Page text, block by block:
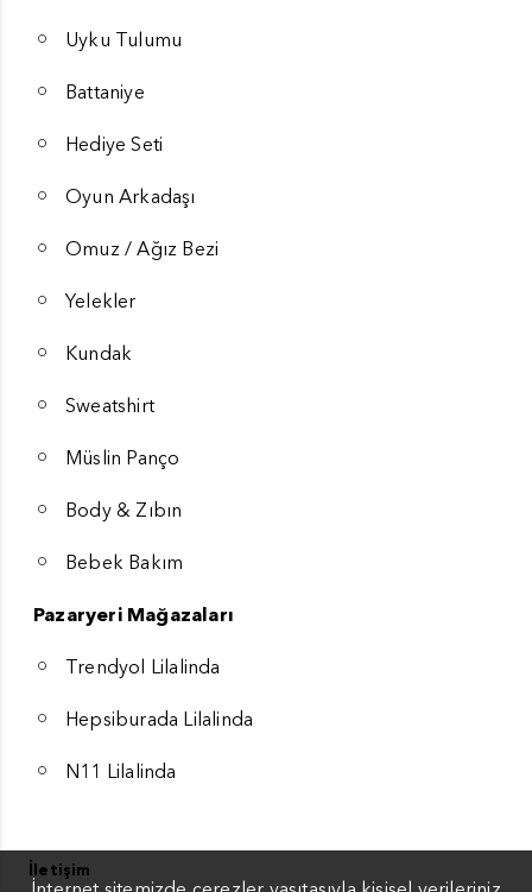
Uyku Tulumu
Battaniye
Hediye Seti
Oyun Arkadaşı
Omuz / Ağız Bezi
Yelekler
Kundak
Sweatshirt
Müslin Panço
Body & Zıbın
Bebek Bakım
Pazaryeri Mağazaları
Trendyol Lilalinda
Hepsiburada Lilalinda
N11 Lilalinda
İletişim